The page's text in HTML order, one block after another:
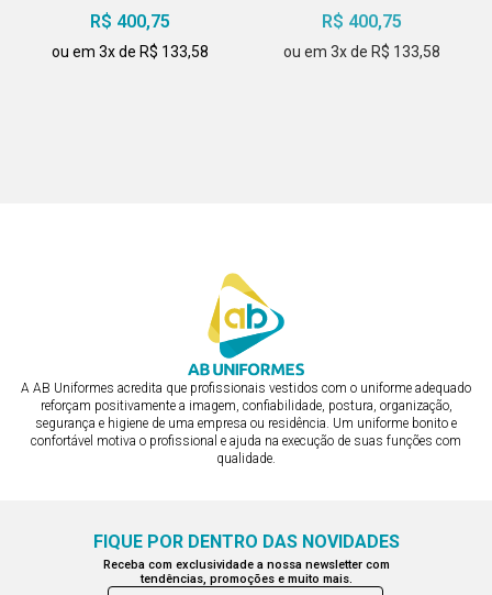
R$ 400,75
ou em 3x de R$ 133,58
R$ 400,75
ou em 3x de R$ 133,58
A AB Uniformes acredita que profissionais vestidos com o uniforme adequado
reforçam positivamente a imagem, confiabilidade, postura, organização,
segurança e higiene de uma empresa ou residência. Um uniforme bonito e
confortável motiva o profissional e ajuda na execução de suas funções com
qualidade.
FIQUE POR DENTRO DAS NOVIDADES
Receba com exclusividade a nossa newsletter com
tendências, promoções e muito mais.